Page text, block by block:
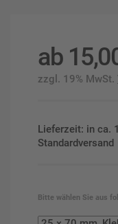
ab
zzgl. 19% MwSt.
Lieferzeit: in ca.
Standardversand
Bitte wählen Sie aus